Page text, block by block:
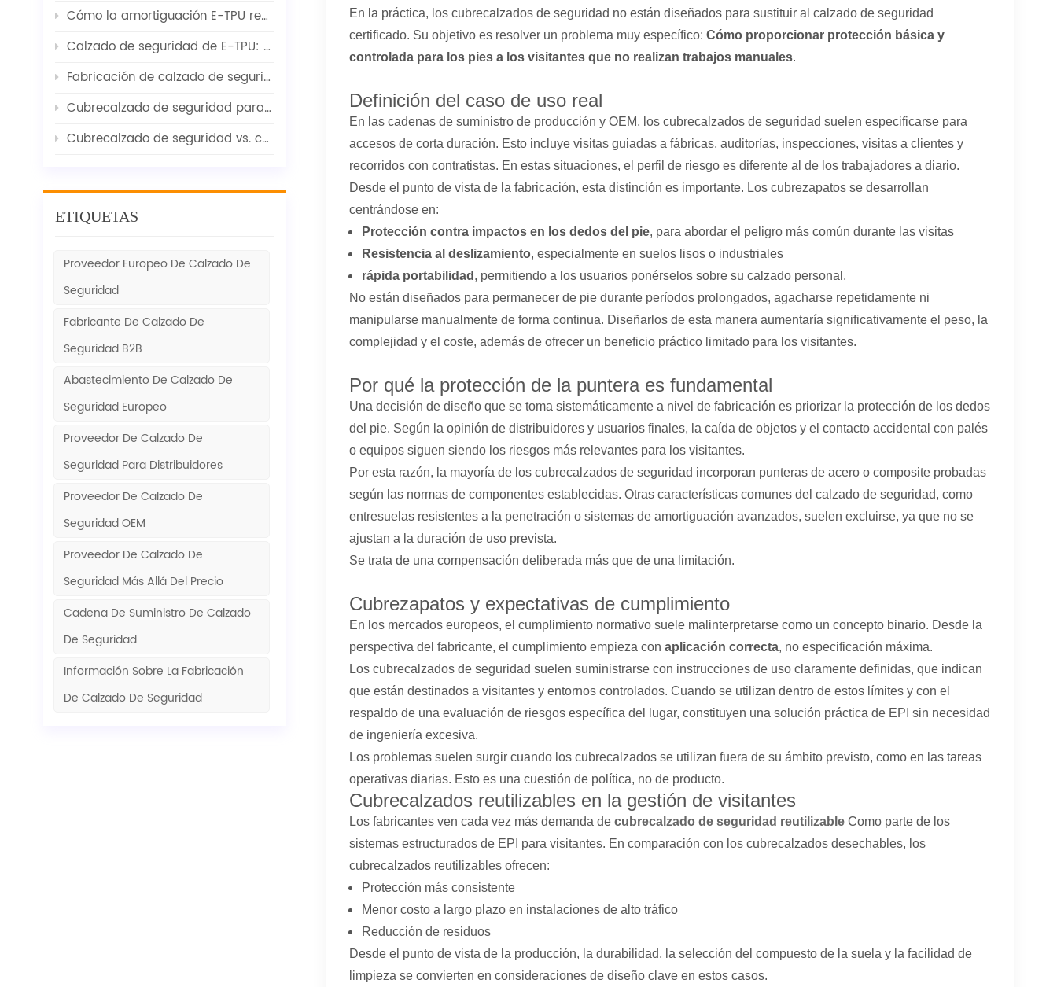
Cómo la amortiguación E-TPU reduce la fatiga en el calzado de seguridad: La perspectiva del fabricante
Calzado de seguridad de E-TPU: amortiguación y comodidad avanzadas desde la perspectiva del fabricante
Fabricación de calzado de seguridad para los mercados europeos
Cubrecalzado de seguridad para visitantes: la perspectiva de un fabricante
Cubrecalzado de seguridad vs. calzado de seguridad: ¿cuál es la opción correcta para los visitantes?
ETIQUETAS
Proveedor Europeo De Calzado De
Seguridad
Fabricante De Calzado De
Seguridad B2B
Abastecimiento De Calzado De
Seguridad Europeo
Proveedor De Calzado De
Seguridad Para Distribuidores
Proveedor De Calzado De
Seguridad OEM
Proveedor De Calzado De
Seguridad Más Allá Del Precio
Cadena De Suministro De Calzado
De Seguridad
Información Sobre La Fabricación
De Calzado De Seguridad
En la práctica, los cubrecalzados de seguridad no están diseñados para sustituir al calzado de seguridad
certificado. Su objetivo es resolver un problema muy específico: Cómo proporcionar protección básica y
controlada para los pies a los visitantes que no realizan trabajos manuales.
Definición del caso de uso real
En las cadenas de suministro de producción y OEM, los cubrecalzados de seguridad suelen especificarse para
accesos de corta duración. Esto incluye visitas guiadas a fábricas, auditorías, inspecciones, visitas a clientes y
recorridos con contratistas. En estas situaciones, el perfil de riesgo es diferente al de los trabajadores a diario.
Desde el punto de vista de la fabricación, esta distinción es importante. Los cubrezapatos se desarrollan
centrándose en:
Protección contra impactos en los dedos del pie, para abordar el peligro más común durante las visitas
Resistencia al deslizamiento, especialmente en suelos lisos o industriales
rápida portabilidad , permitiendo a los usuarios ponérselos sobre su calzado personal.
No están diseñados para permanecer de pie durante períodos prolongados, agacharse repetidamente ni
manipularse manualmente de forma continua. Diseñarlos de esta manera aumentaría significativamente el peso, la
complejidad y el coste, además de ofrecer un beneficio práctico limitado para los visitantes.
Por qué la protección de la puntera es fundamental
Una decisión de diseño que se toma sistemáticamente a nivel de fabricación es priorizar la protección de los dedos
del pie. Según la opinión de distribuidores y usuarios finales, la caída de objetos y el contacto accidental con palés
o equipos siguen siendo los riesgos más relevantes para los visitantes.
Por esta razón, la mayoría de los cubrecalzados de seguridad incorporan punteras de acero o composite probadas
según las normas de componentes establecidas. Otras características comunes del calzado de seguridad, como
entresuelas resistentes a la penetración o sistemas de amortiguación avanzados, suelen excluirse, ya que no se
ajustan a la duración de uso prevista.
Se trata de una compensación deliberada más que de una limitación.
Cubrezapatos y expectativas de cumplimiento
En los mercados europeos, el cumplimiento normativo suele malinterpretarse como un concepto binario. Desde la
perspectiva del fabricante, el cumplimiento empieza con aplicación correcta, no especificación máxima.
Los cubrecalzados de seguridad suelen suministrarse con instrucciones de uso claramente definidas, que indican
que están destinados a visitantes y entornos controlados. Cuando se utilizan dentro de estos límites y con el
respaldo de una evaluación de riesgos específica del lugar, constituyen una solución práctica de EPI sin necesidad
de ingeniería excesiva.
Los problemas suelen surgir cuando los cubrecalzados se utilizan fuera de su ámbito previsto, como en las tareas
operativas diarias. Esto es una cuestión de política, no de producto.
Cubrecalzados reutilizables en la gestión de visitantes
Los fabricantes ven cada vez más demanda de cubrecalzado de seguridad reutilizableComo parte de los
sistemas estructurados de EPI para visitantes. En comparación con los cubrecalzados desechables, los
cubrecalzados reutilizables ofrecen:
Protección más consistente
Menor costo a largo plazo en instalaciones de alto tráfico
Reducción de residuos
Desde el punto de vista de la producción, la durabilidad, la selección del compuesto de la suela y la facilidad de
limpieza se convierten en consideraciones de diseño clave en estos casos.